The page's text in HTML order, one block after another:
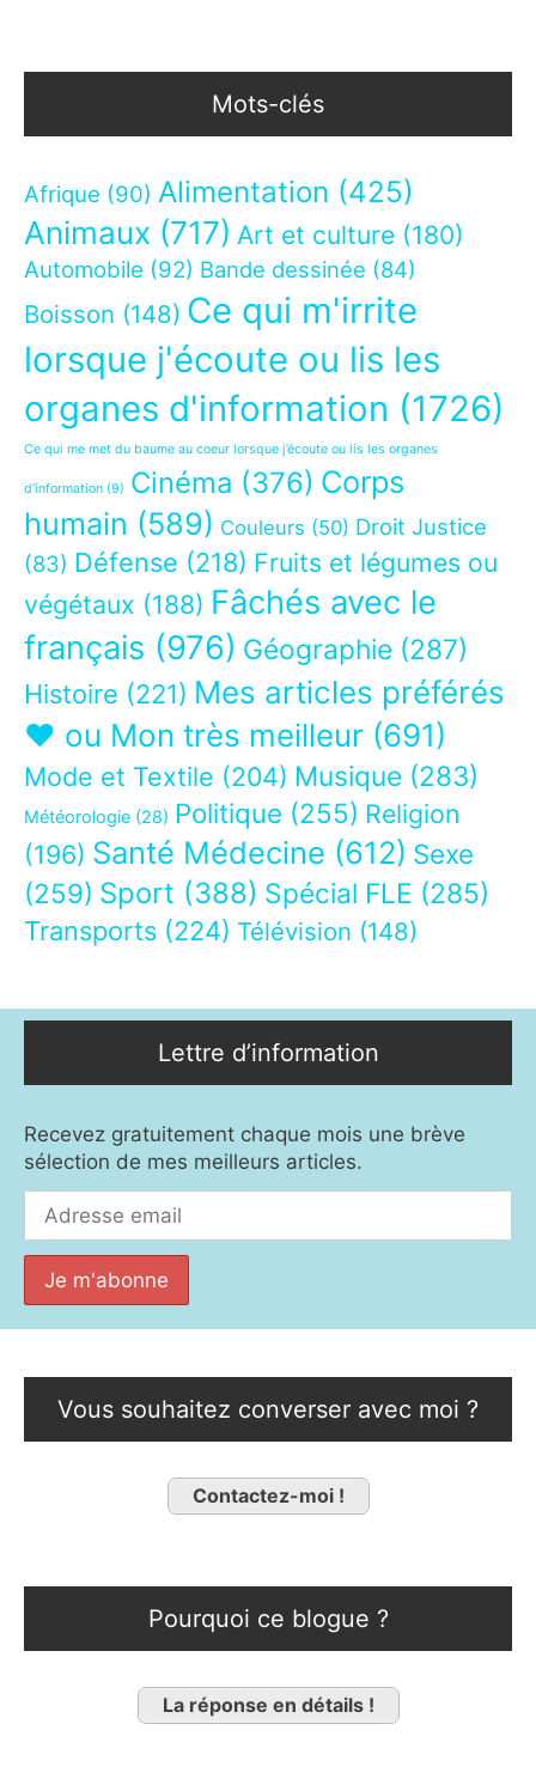
Mots-clés
Afrique (90) Alimentation (425)
Animaux (717) Art et culture (180)
Automobile (92) Bande dessinée (84)
Boisson (148) Ce qui m'irrite
lorsque j'écoute ou lis les
organes d'information (1726)
Ce qui me met du baume au coeur lorsque j’écoute ou lis les organes
d’information (9) Cinéma (376) Corps
humain (589) Couleurs (50) Droit Justice
(83) Défense (218) Fruits et légumes ou
végétaux (188) Fâchés avec le
français (976) Géographie (287)
Histoire (221) Mes articles préférés
❤ ou Mon très meilleur (691)
Mode et Textile (204) Musique (283)
Météorologie (28) Politique (255) Religion
(196) Santé Médecine (612) Sexe
(259) Sport (388) Spécial FLE (285)
Transports (224) Télévision (148)
Lettre d’information
Recevez gratuitement chaque mois une brève
sélection de mes meilleurs articles.
Vous souhaitez converser avec moi ?
Contactez-moi !
Pourquoi ce blogue ?
La réponse en détails !